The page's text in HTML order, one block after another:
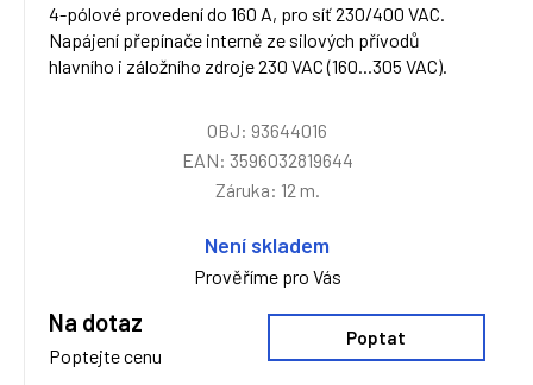
4-pólové provedení do 160 A, pro síť 230/400 VAC.
Napájení přepínače interně ze silových přívodů
hlavního i záložního zdroje 230 VAC (160...305 VAC).
OBJ: 93644016
EAN: 3596032819644
Záruka: 12 m.
Není skladem
Prověříme pro Vás
Na dotaz
Poptejte cenu
Poptat